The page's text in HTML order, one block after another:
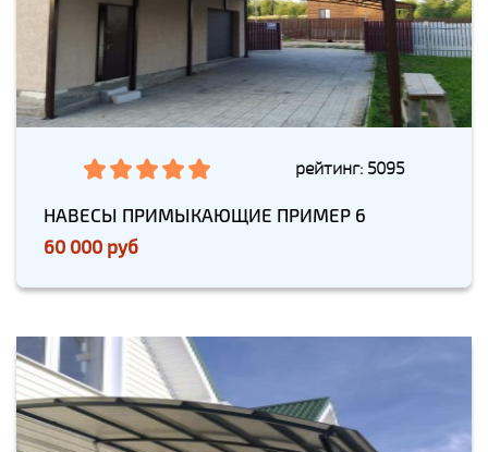
рейтинг: 5095
НАВЕСЫ ПРИМЫКАЮЩИЕ ПРИМЕР 6
60 000 руб